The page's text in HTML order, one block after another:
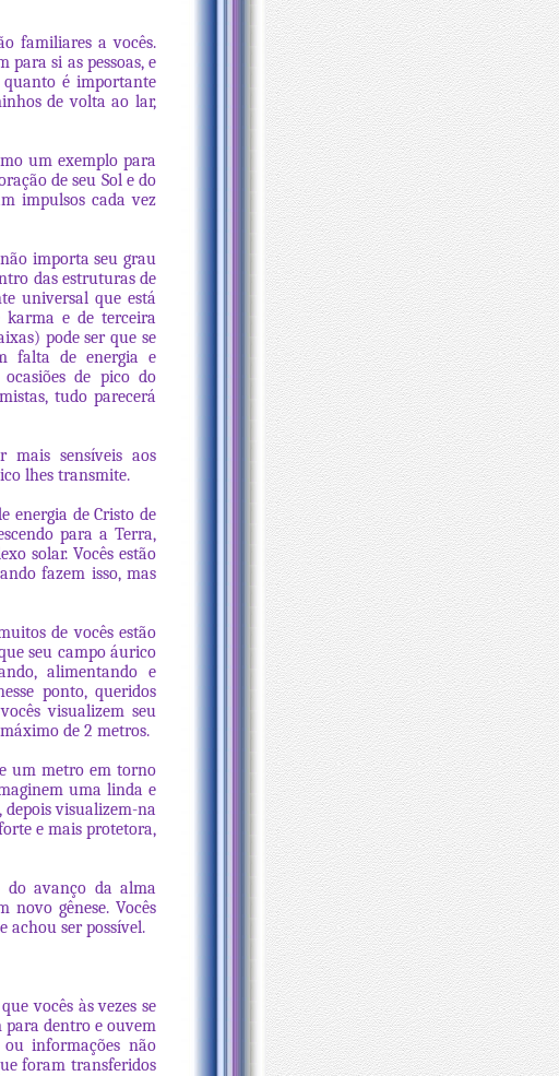
familiares a vocês.
para si as pessoas, e
quanto é importante
de volta ao lar,
um exemplo para
de seu Sol e do
impulsos cada vez
importa seu grau
das estruturas de
universal que está
karma e de terceira
pode ser que se
falta de energia e
de pico do
tudo parecerá
mais sensíveis aos
lhes transmite.
energia de Cristo de
para a Terra,
solar. Vocês estão
fazem isso, mas
de vocês estão
seu campo áurico
alimentando e
ponto, queridos
visualizem seu
de 2 metros.
um metro em torno
uma linda e
visualizem-na
e mais protetora,
do avanço da alma
novo gênese. Vocês
achou ser possível.
vocês às vezes se
para dentro e ouvem
informações não
foram transferidos